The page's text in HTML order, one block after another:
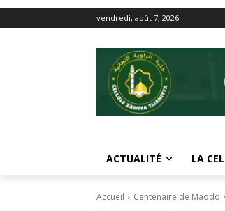
vendredi, août 7, 2026
ACTUALITÉ LA
Accueil Centenaire de Maodo